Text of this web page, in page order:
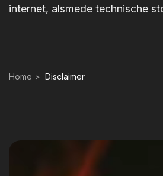
internet, alsmede technische
Home Disclaimer